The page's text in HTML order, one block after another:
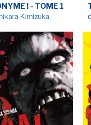
à
de
LA
EDITIONS
- Publicités -
! - TOME 1
Kimizuka